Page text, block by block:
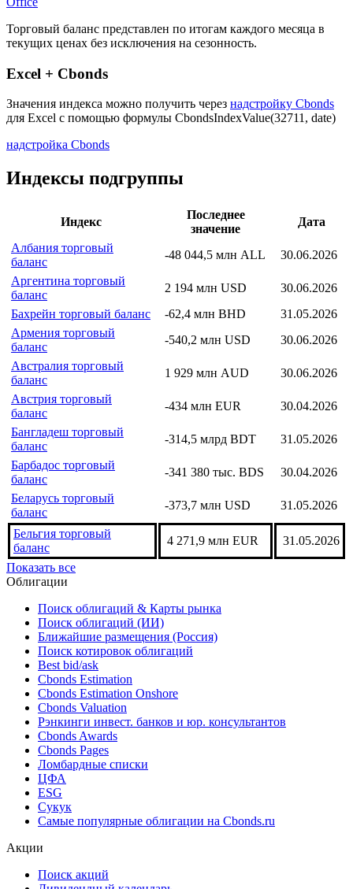
Страна: Венгрия
Рассчитывающая Организация: Hungarian Central Statistical
Торговый баланс представлен по итогам каждого месяца в
текущих ценах без исключения на сезонность.
Excel + Cbonds
для Excel с помощью формулы
Индексы подгруппы
Индекс
значение
Албания торговый
баланс
-48 044,5 млн ALL
30.06.2026
Аргентина торговый
баланс
2 194 млн USD
30.06.2026
Бахрейн торговый баланс
-62,4 млн BHD
31.05.2026
Армения торговый
баланс
Австралия торговый
баланс
Австрия торговый
баланс
Бангладеш торговый
баланс
Барбадос торговый
баланс
-341 380 тыс. BDS
30.04.2026
Беларусь торговый
баланс
-373,7 млн USD 31.05.2026
Бельгия торговый
баланс
Показать все
Облигации
Поиск облигаций & Карты рынка
Поиск облигаций (ИИ)
Ближайшие размещения (Россия)
Поиск котировок облигаций
Best bid/ask
Cbonds Estimation
Cbonds Estimation Onshore
Cbonds Valuation
Рэнкинги инвест. банков и юр. консультантов
Cbonds Awards
Cbonds Pages
Ломбардные списки
ESG
Самые популярные облигации на Cbonds.ru